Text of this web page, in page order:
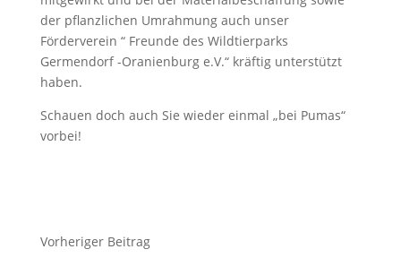
der pflanzlichen Umrahmung auch unser
Förderverein “ Freunde des Wildtierparks
Germendorf -Oranienburg e.V.“ kräftig unterstützt
haben.
Schauen doch auch Sie wieder einmal „bei Pumas“
vorbei!
Vorheriger Beitrag